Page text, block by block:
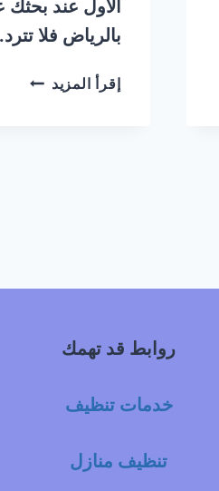
الاول عند
بالرياض فلا
إقرأ المزيد افضل
روابط قد تهمك
خدمات تنظيف
تنظيف منازل